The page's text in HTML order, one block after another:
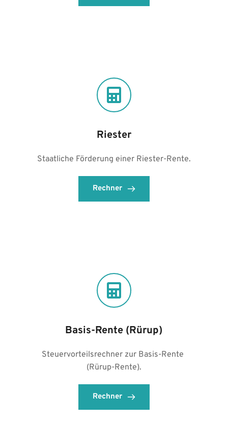
Riester
Staatliche Förderung einer Riester-Rente.
Rechner
Basis-Rente (Rürup)
Steuervorteilsrechner zur Basis-Rente
(Rürup-Rente).
Rechner